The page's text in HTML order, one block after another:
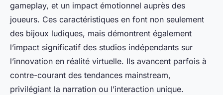
gameplay, et un impact émotionnel auprès des
joueurs. Ces caractéristiques en font non seulement
des bijoux ludiques, mais démontrent également
l’impact significatif des studios indépendants sur
l’innovation en réalité virtuelle. Ils avancent parfois à
contre-courant des tendances mainstream,
privilégiant la narration ou l’interaction unique.